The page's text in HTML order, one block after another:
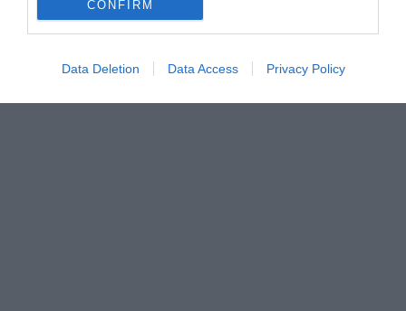
CONFIRM
Data Deletion Data Access Privacy Policy